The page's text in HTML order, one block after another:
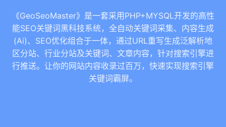
《GeoSeoMaster》是一套采用PHP+MYSQL开发的高性
能SEO关键词黑科技系统，全自动关键词采集、内容生成
(Ai)、SEO优化组合于一体，通过URL重写生成泛解析地
区分站、行业分站及关键词、文章内容，针对搜索引擎进
行推送。让你的网站内容收录过百万，快速实现搜索引擎
关键词霸屏。